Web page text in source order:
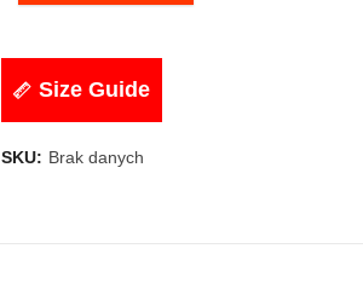
Size Guide
SKU: Brak danych